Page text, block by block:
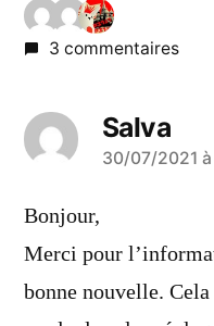
3 commentaires
Salva
a
30/07/2021 à
Bonjour,
Merci pour
bonne nouvelle.